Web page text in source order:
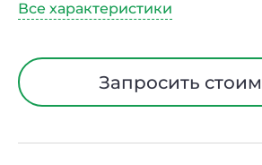
Индекс цветопередачи
Тип кривой силы света
Д
Угол рассеивания
120ᵒ
Запросить